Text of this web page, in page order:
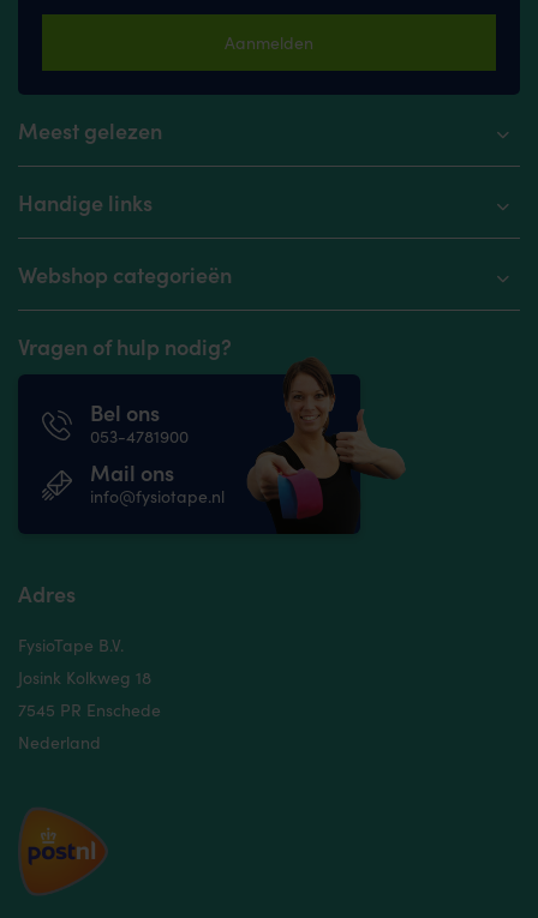
Aanmelden
Meest gelezen
Handige links
Webshop categorieën
Vragen of hulp nodig?
Bel ons
053-4781900
Mail ons
info@fysiotape.nl
Adres
FysioTape B.V.
Josink Kolkweg 18
7545 PR Enschede
Nederland